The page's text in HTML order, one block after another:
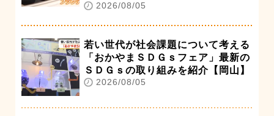
2026/08/05
若い世代が社会課題について考える
「おかやまＳＤＧｓフェア」最新の
ＳＤＧｓの取り組みを紹介【岡山】
2026/08/05